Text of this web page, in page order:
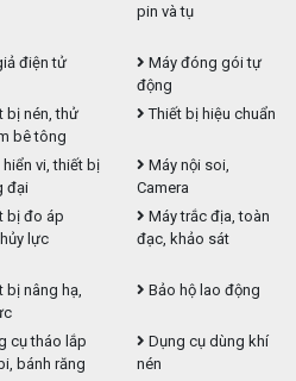
pin và tụ
điện tử
Máy đóng gói tự
động
bị nén, thử
bê tông
Thiết bị hiệu chuẩn
hiển vi, thiết bị
đại
Máy nội soi,
Camera
bị đo áp
lực
Máy trắc địa, toàn
đạc, khảo sát
bị nâng hạ,
Bảo hộ lao động
cụ tháo lắp
bánh răng
Dụng cụ dùng khí
nén